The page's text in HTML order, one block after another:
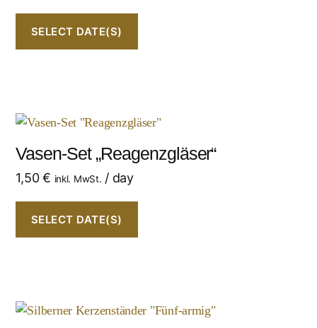
SELECT DATE(S)
Vasen-Set „Reagenzgläser“
1,50€ inkl. MwSt. / day
SELECT DATE(S)